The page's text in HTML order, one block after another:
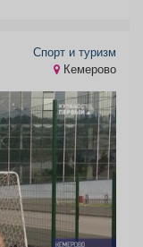
Спорт и туризм
Кемерово